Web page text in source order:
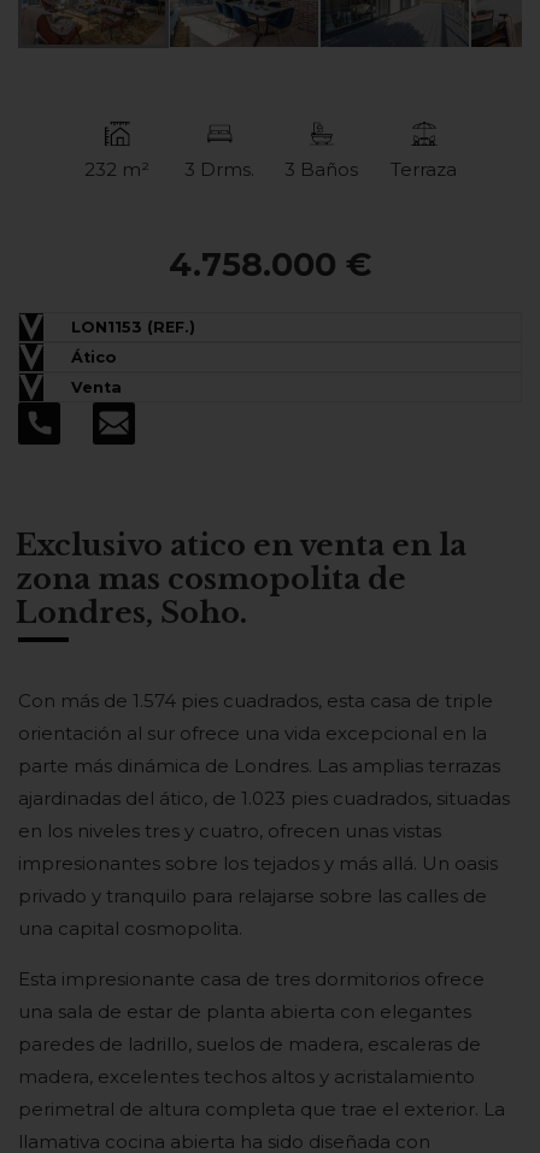
232 m² 3 Drms. 3 Baños Terraza
4.758.000 €
LON1153 (REF.)
Ático
Venta
Exclusivo atico en venta en la
zona mas cosmopolita de
Londres, Soho.
Con más de 1.574 pies cuadrados, esta casa de triple
orientación al sur ofrece una vida excepcional en la
parte más dinámica de Londres. Las amplias terrazas
ajardinadas del ático, de 1.023 pies cuadrados, situadas
en los niveles tres y cuatro, ofrecen unas vistas
impresionantes sobre los tejados y más allá. Un oasis
privado y tranquilo para relajarse sobre las calles de
una capital cosmopolita.
Esta impresionante casa de tres dormitorios ofrece
una sala de estar de planta abierta con elegantes
paredes de ladrillo, suelos de madera, escaleras de
madera, excelentes techos altos y acristalamiento
perimetral de altura completa que trae el exterior. La
llamativa cocina abierta ha sido diseñada con